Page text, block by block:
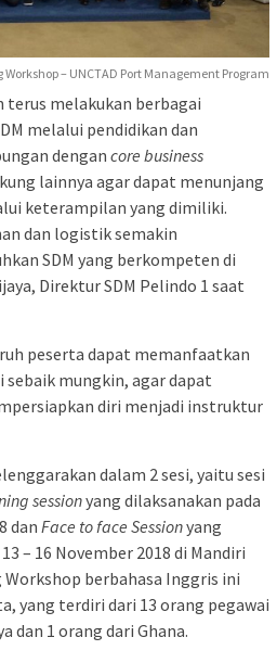
– UNCTAD Port Management Program
terus melakukan berbagai
melalui pendidikan dan
dengan core business
lainnya agar dapat menunjang
keterampilan yang dimiliki.
dan logistik semakin
SDM yang berkompeten di
Direktur SDM Pelindo 1 saat
peserta dapat memanfaatkan
mungkin, agar dapat
diri menjadi instruktur
dalam 2 sesi, yaitu sesi
sessionyang dilaksanakan pada
dan Face to face Sessionyang
– 16 November 2018 di Mandiri
Workshop berbahasa Inggris ini
yang terdiri dari 13 orang pegawai
dan 1 orang dari Ghana.